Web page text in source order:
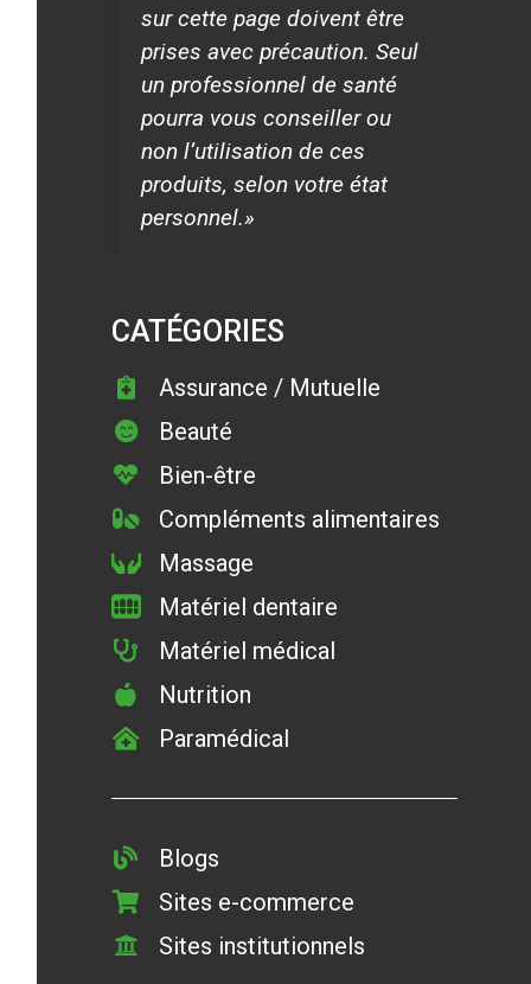
sur cette page doivent être
prises avec précaution. Seul
un professionnel de santé
pourra vous conseiller ou
non l’utilisation de ces
produits, selon votre état
personnel.»
CATÉGORIES
Assurance / Mutuelle
Beauté
Bien-être
Compléments alimentaires
Massage
Matériel dentaire
Matériel médical
Nutrition
Paramédical
Blogs
Sites e-commerce
Sites institutionnels